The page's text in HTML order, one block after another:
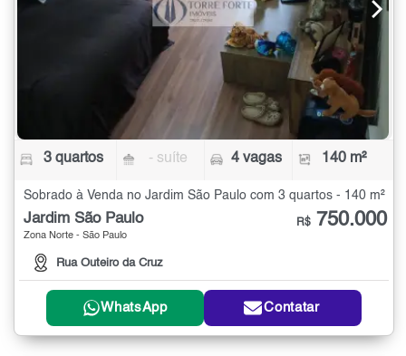
3 quartos - suíte 4 vagas 140 m²
Sobrado à Venda no Jardim São Paulo com 3 quartos - 140 m²
Jardim São Paulo
Zona Norte - São Paulo
Rua Outeiro da Cruz
R$ 750.000
WhatsApp Contatar